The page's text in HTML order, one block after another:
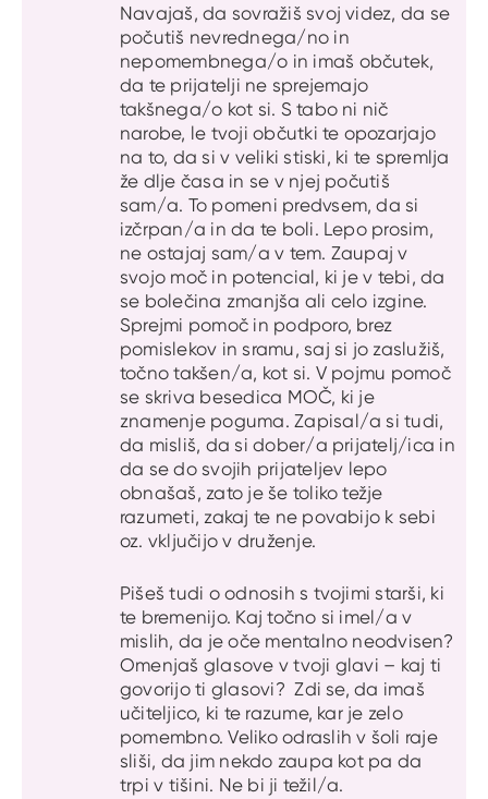
Navajaš, da sovražiš svoj videz, da se
počutiš nevrednega/no in
nepomembnega/o in imaš občutek,
da te prijatelji ne sprejemajo
takšnega/o kot si. S tabo ni nič
narobe, le tvoji občutki te opozarjajo
na to, da si v veliki stiski, ki te spremlja
že dlje časa in se v njej počutiš
sam/a. To pomeni predvsem, da si
izčrpan/a in da te boli. Lepo prosim,
ne ostajaj sam/a v tem. Zaupaj v
svojo moč in potencial, ki je v tebi, da
se bolečina zmanjša ali celo izgine.
Sprejmi pomoč in podporo, brez
pomislekov in sramu, saj si jo zaslužiš,
točno takšen/a, kot si. V pojmu pomoč
se skriva besedica MOČ, ki je
znamenje poguma. Zapisal/a si tudi,
da misliš, da si dober/a prijatelj/ica in
da se do svojih prijateljev lepo
obnašaš, zato je še toliko težje
razumeti, zakaj te ne povabijo k sebi
oz. vključijo v druženje.
Pišeš tudi o odnosih s tvojimi starši, ki
te bremenijo. Kaj točno si imel/a v
mislih, da je oče mentalno neodvisen?
Omenjaš glasove v tvoji glavi – kaj ti
govorijo ti glasovi? Zdi se, da imaš
učiteljico, ki te razume, kar je zelo
pomembno. Veliko odraslih v šoli raje
sliši, da jim nekdo zaupa kot pa da
trpi v tišini. Ne bi ji težil/a.